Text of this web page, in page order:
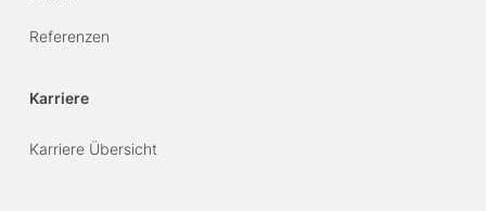
Referenzen
Karriere
Karriere Übersicht